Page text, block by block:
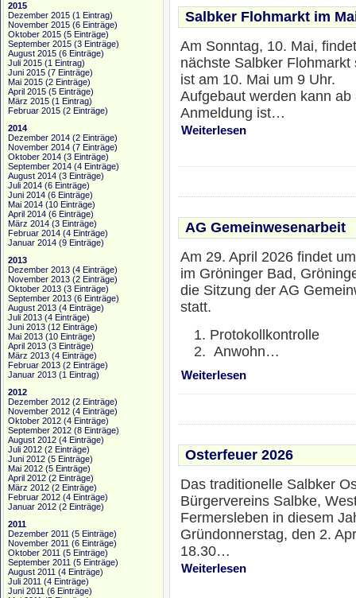
2015
Dezember 2015 (1 Eintrag)
November 2015 (6 Einträge)
Oktober 2015 (5 Einträge)
September 2015 (3 Einträge)
August 2015 (6 Einträge)
Juli 2015 (1 Eintrag)
Juni 2015 (7 Einträge)
Mai 2015 (2 Einträge)
April 2015 (5 Einträge)
März 2015 (1 Eintrag)
Februar 2015 (2 Einträge)
2014
Dezember 2014 (2 Einträge)
November 2014 (7 Einträge)
Oktober 2014 (3 Einträge)
September 2014 (4 Einträge)
August 2014 (3 Einträge)
Juli 2014 (6 Einträge)
Juni 2014 (6 Einträge)
Mai 2014 (10 Einträge)
April 2014 (6 Einträge)
März 2014 (3 Einträge)
Februar 2014 (4 Einträge)
Januar 2014 (9 Einträge)
2013
Dezember 2013 (4 Einträge)
November 2013 (2 Einträge)
Oktober 2013 (3 Einträge)
September 2013 (6 Einträge)
August 2013 (4 Einträge)
Juli 2013 (4 Einträge)
Juni 2013 (12 Einträge)
Mai 2013 (10 Einträge)
April 2013 (3 Einträge)
März 2013 (4 Einträge)
Februar 2013 (2 Einträge)
Januar 2013 (1 Eintrag)
2012
Dezember 2012 (2 Einträge)
November 2012 (4 Einträge)
Oktober 2012 (4 Einträge)
September 2012 (8 Einträge)
August 2012 (4 Einträge)
Juli 2012 (2 Einträge)
Juni 2012 (5 Einträge)
Mai 2012 (5 Einträge)
April 2012 (2 Einträge)
März 2012 (2 Einträge)
Februar 2012 (4 Einträge)
Januar 2012 (2 Einträge)
2011
Dezember 2011 (5 Einträge)
November 2011 (6 Einträge)
Oktober 2011 (5 Einträge)
September 2011 (5 Einträge)
August 2011 (4 Einträge)
Juli 2011 (4 Einträge)
Juni 2011 (6 Einträge)
Salbker Flohmarkt im
Am Sonntag, 10. Mai,
nächste Salbker Flohmarkt
ist am 10. Mai um 9 Uhr.
Aufgebaut werden kann ab
Anmeldung ist…
Weiterlesen
AG Gemeinwesenarbeit
Am 29. April 2026 findet
im Gröninger Bad,
die Sitzung der AG
statt.
Protokollkontrolle
Anwohn…
Weiterlesen
Osterfeuer 2026
Das traditionelle Salbker
Bürgervereins Salbke,
Fermersleben in diesem
Gründonnerstag, den 2.
18.30…
Weiterlesen